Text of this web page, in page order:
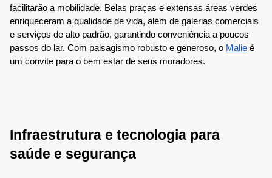
facilitarão a mobilidade. Belas praças e extensas áreas verdes
enriqueceram a qualidade de vida, além de galerias comerciais
e serviços de alto padrão, garantindo conveniência a poucos
passos do lar. Com paisagismo robusto e generoso, o Malie é
um convite para o bem estar de seus moradores.
Infraestrutura e tecnologia para
saúde e segurança